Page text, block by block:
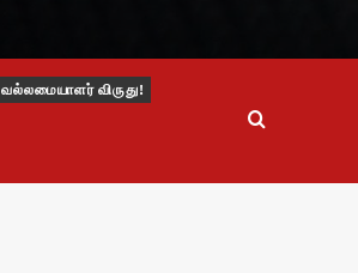
வல்லமையாளர் விருது!